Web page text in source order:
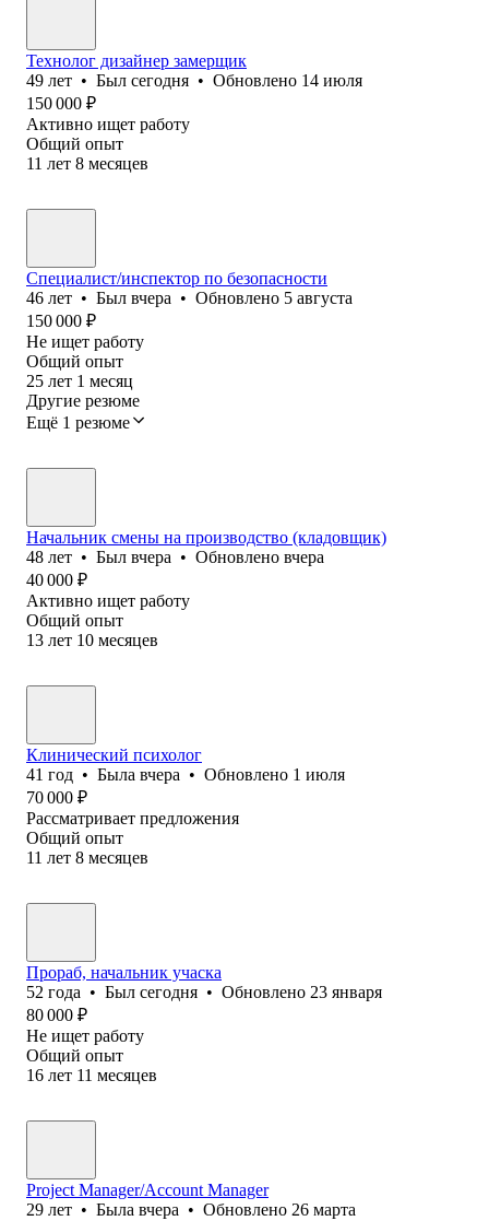
Технолог дизайнер замерщик
49 лет • Был сегодня • Обновлено 14 июля
150 000 ₽
Активно ищет работу
Общий опыт
11 лет 8 месяцев
Специалист/инспектор по безопасности
46 лет • Был вчера • Обновлено 5 августа
150 000 ₽
Не ищет работу
Общий опыт
25 лет 1 месяц
Другие резюме
Ещё 1 резюме
Начальник смены на производство (кладовщик)
48 лет • Был вчера • Обновлено вчера
40 000 ₽
Активно ищет работу
Общий опыт
13 лет 10 месяцев
Клинический психолог
41 год • Была вчера • Обновлено 1 июля
70 000 ₽
Рассматривает предложения
Общий опыт
11 лет 8 месяцев
Прораб, начальник учаска
52 года • Был сегодня • Обновлено 23 января
80 000 ₽
Не ищет работу
Общий опыт
16 лет 11 месяцев
Project Manager/Account Manager
29 лет • Была вчера • Обновлено 26 марта